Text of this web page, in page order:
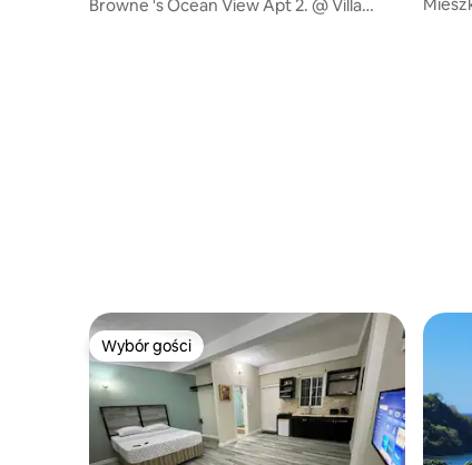
Browne 's Ocean View Apt 2. @ Villa
Wybór gości
Wybór gości